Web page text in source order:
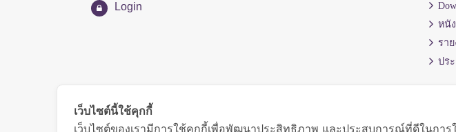
Login
หนั
รา
ปร
เว็บไซต์นี้ใช้คุกกี้
เว็บไซต์ของเรามีการใช้คุกกี้เพื่อพัฒนาประสิทธิภาพ และประสบการณ์ที่ดีในก